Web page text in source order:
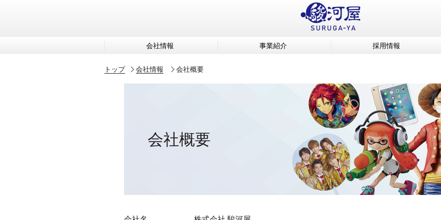
会社情報 事業紹介 採用情報
トップ 会社情報 会社概要
会社概要